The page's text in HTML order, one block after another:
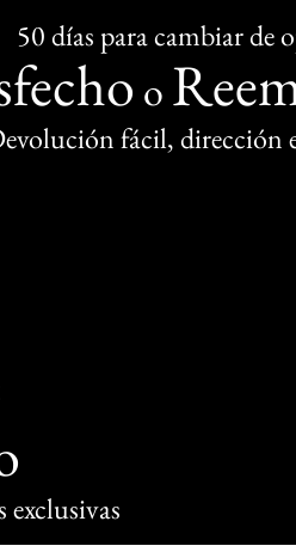
50 días para cambiar de
o
fácil, dirección
exclusivas